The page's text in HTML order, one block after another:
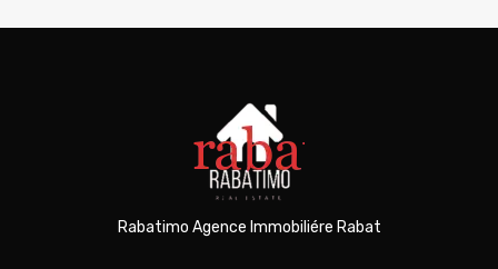
Rabatimo Agence Immobiliére Rabat